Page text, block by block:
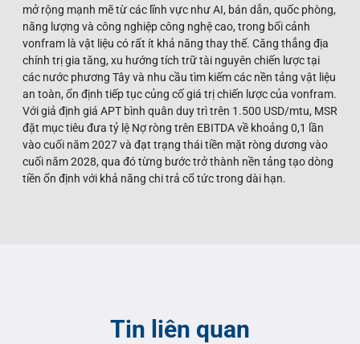
mở rộng mạnh mẽ từ các lĩnh vực như AI, bán dẫn, quốc phòng,
năng lượng và công nghiệp công nghệ cao, trong bối cảnh
vonfram là vật liệu có rất ít khả năng thay thế. Căng thẳng địa
chính trị gia tăng, xu hướng tích trữ tài nguyên chiến lược tại
các nước phương Tây và nhu cầu tìm kiếm các nền tảng vật liệu
an toàn, ổn định tiếp tục củng cố giá trị chiến lược của vonfram.
Với giả định giá APT bình quân duy trì trên 1.500 USD/mtu, MSR
đặt mục tiêu đưa tỷ lệ Nợ ròng trên EBITDA về khoảng 0,1 lần
vào cuối năm 2027 và đạt trạng thái tiền mặt ròng dương vào
cuối năm 2028, qua đó từng bước trở thành nền tảng tạo dòng
tiền ổn định với khả năng chi trả cổ tức trong dài hạn.
Tin liên quan